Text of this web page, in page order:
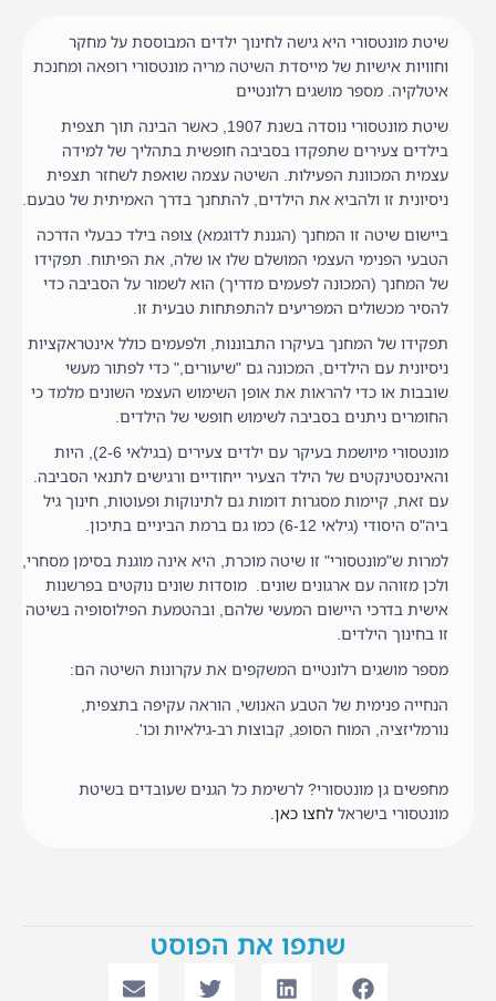
שיטת מונטסורי היא גישה לחינוך ילדים המבוססת על מחקר
וחוויות אישיות של מייסדת השיטה מריה מונטסורי רופאה ומחנכת
איטלקיה. מספר מושגים רלונטיים
שיטת מונטסורי נוסדה בשנת 1907, כאשר הבינה תוך תצפית
בילדים צעירים שתפקדו בסביבה חופשית בתהליך של למידה
עצמית המכוונת הפעילות. השיטה עצמה שואפת לשחזר תצפית
ניסיונית זו ולהביא את הילדים, להתחנך בדרך האמיתית של טבעם.
ביישום שיטה זו המחנך (הגננת לדוגמא) צופה בילד כבעלי הדרכה
הטבעי הפנימי העצמי המושלם שלו או שלה, את הפיתוח. תפקידו
של המחנך (המכונה לפעמים מדריך) הוא לשמור על הסביבה כדי
להסיר מכשולים המפריעים להתפתחות טבעית זו.
תפקידו של המחנך בעיקרו התבוננות, ולפעמים כולל אינטראקציות
ניסיונית עם הילדים, המכונה גם "שיעורים," כדי לפתור מעשי
שובבות או כדי להראות את אופן השימוש העצמי השונים מלמד כי
החומרים ניתנים בסביבה לשימוש חופשי של הילדים.
מונטסורי מיושמת בעיקר עם ילדים צעירים (בגילאי 2-6), היות
והאינסטינקטים של הילד הצעיר ייחודיים ורגישים לתנאי הסביבה.
עם זאת, קיימות מסגרות דומות גם לתינוקות ופעוטות, חינוך גיל
ביה"ס היסודי (גילאי 6-12) כמו גם ברמת הביניים בתיכון.
למרות ש"מונטסורי" זו שיטה מוכרת, היא אינה מוגנת בסימן מסחרי,
ולכן מזוהה עם ארגונים שונים. מוסדות שונים נוקטים בפרשנות
אישית בדרכי היישום המעשי שלהם, ובהטמעת הפילוסופיה בשיטה
זו בחינוך הילדים.
מספר מושגים רלונטיים המשקפים את עקרונות השיטה הם:
הנחייה פנימית של הטבע האנושי, הוראה עקיפה בתצפית,
נורמליזציה, המוח הסופג, קבוצות רב-גילאיות וכו'.
מחפשים גן מונטסורי? לרשימת כל הגנים שעובדים בשיטת
מונטסורי בישראל לחצו כאן.
שתפו את הפוסט